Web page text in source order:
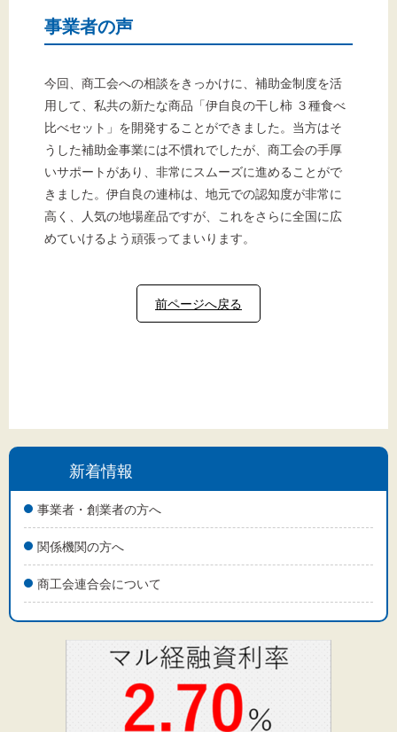
新着情報
事業者・創業者の方へ
関係機関の方へ
商工会連合会について
事業者の声
今回、商工会への相談をきっかけに、補助金制度を活
用して、私共の新たな商品「伊自良の干し柿 ３種食べ
比べセット」を開発することができました。当方はそ
うした補助金事業には不慣れでしたが、商工会の手厚
いサポートがあり、非常にスムーズに進めることがで
きました。伊自良の連柿は、地元での認知度が非常に
高く、人気の地場産品ですが、これをさらに全国に広
めていけるよう頑張ってまいります。
前ページへ戻る